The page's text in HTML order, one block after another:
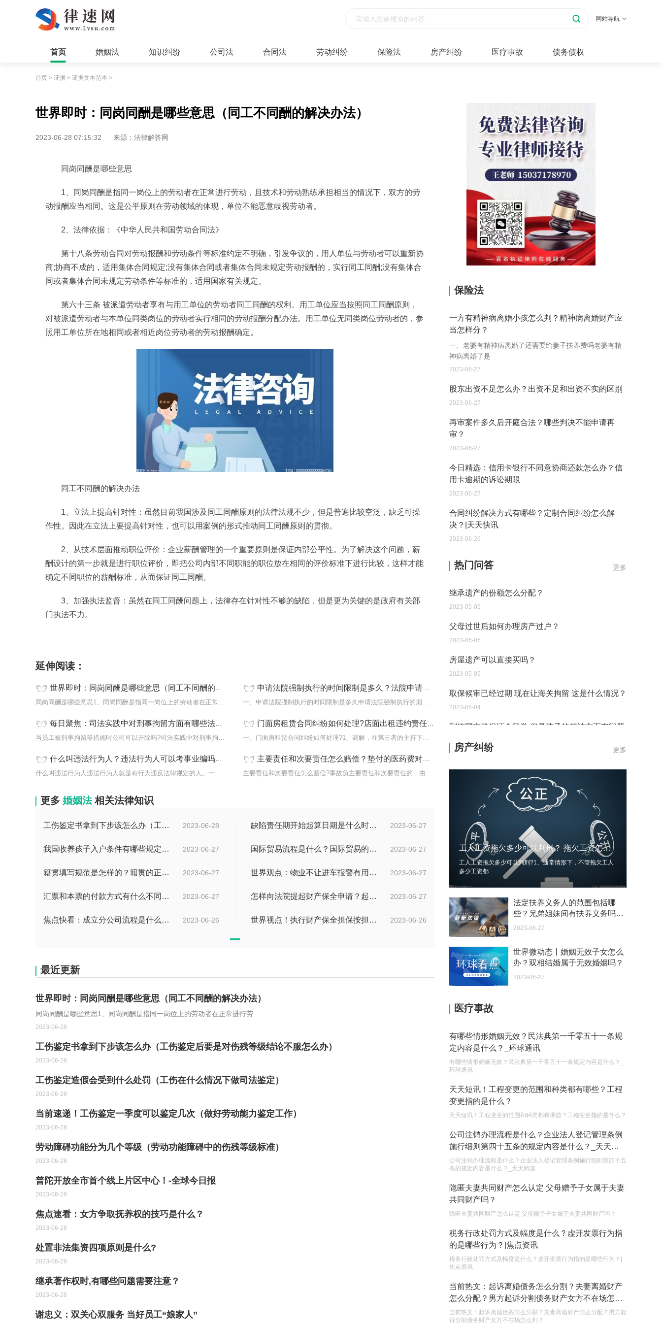
网站导航
首页 婚姻法 知识纠纷 公司法 合同法 劳动纠纷 保险法 房产纠纷 医疗事故 债务债权
首页 > 证据 > 证据文本范本 >
世界即时：同岗同酬是哪些意思（同工不同酬的解决办法）
2023-06-28 07:15:32 来源：法律解答网
同岗同酬是哪些意思
1、同岗同酬是指同一岗位上的劳动者在正常进行劳动，且技术和劳动熟练承担相当的情况下，双方的劳
动报酬应当相同。这是公平原则在劳动领域的体现，单位不能恶意歧视劳动者。
2、法律依据：《中华人民共和国劳动合同法》
第十八条劳动合同对劳动报酬和劳动条件等标准约定不明确，引发争议的，用人单位与劳动者可以重新协
商;协商不成的，适用集体合同规定;没有集体合同或者集体合同未规定劳动报酬的，实行同工同酬;没有集体合
同或者集体合同未规定劳动条件等标准的，适用国家有关规定。
第六十三条 被派遣劳动者享有与用工单位的劳动者同工同酬的权利。用工单位应当按照同工同酬原则，
对被派遣劳动者与本单位同类岗位的劳动者实行相同的劳动报酬分配办法。用工单位无同类岗位劳动者的，参
照用工单位所在地相同或者相近岗位劳动者的劳动报酬确定。
同工不同酬的解决办法
1、立法上提高针对性：虽然目前我国涉及同工同酬原则的法律法规不少，但是普遍比较空泛，缺乏可操
作性。因此在立法上要提高针对性，也可以用案例的形式推动同工同酬原则的贯彻。
2、从技术层面推动职位评价：企业薪酬管理的一个重要原则是保证内部公平性。为了解决这个问题，薪
酬设计的第一步就是进行职位评价，即把公司内部不同职能的职位放在相同的评价标准下进行比较，这样才能
确定不同职位的薪酬标准，从而保证同工同酬。
3、加强执法监督：虽然在同工同酬问题上，法律存在针对性不够的缺陷，但是更为关键的是政府有关部
门执法不力。
延伸阅读：
世界即时：同岗同酬是哪些意思（同工不同酬的解决办法）
同岗同酬是哪些意思1、同岗同酬是指同一岗位上的劳动者在正常进行劳
申请法院强制执行的时间限制是多久？法院申请强制执行要交费吗？ 天天观焦点
一、申请法院强制执行的时间限制是多久申请法院强制执行的期限为两
每日聚焦：司法实践中对刑事拘留方面有哪些法律规定？员工被刑事拘留等措施时公司可以开除吗？
当员工被刑事拘留等措施时公司可以开除吗?司法实践中对刑事拘留方面
门面房租赁合同纠纷如何处理?店面出租违约责任及赔偿是什么?|新动态
一、门面房租赁合同纠纷如何处理?1、调解，在第三者的主持下，纠纷
什么叫违法行为人？违法行为人可以考事业编吗？-当前看点
什么叫违法行为人违法行为人就是有行为违反法律规定的人。一般情况
主要责任和次要责任怎么赔偿？垫付的医药费对方不给我怎么办？
主要责任和次要责任怎么赔偿?事故负主要责任和次要责任的，由保险公...
更多 婚姻法 相关法律知识
2023-06-28
工伤鉴定书拿到下步该怎么办（工伤鉴定后要是对伤残等级结论不服怎么办） 2023-06-27
缺陷责任期开始起算日期是什么时候？缺陷责任终止证书签发的必要条件是什么？
2023-06-27
我国收养孩子入户条件有哪些规定？办理收养登记的事实收养情况有几种？ 2023-06-27
国际贸易流程是什么？国际贸易的具体流程的内容都有哪些？
2023-06-27
籍贯填写规范是怎样的？籍贯的正确填写规范是什么？-天天微动态 2023-06-27
世界观点：物业不让进车报警有用吗？小区不让业主进车该怎么投诉？
2023-06-27
汇票和本票的付款方式有什么不同？汇票和本票包含的交易数有什么不同？ 环球今热点 2023-06-27
怎样向法院提起财产保全申请？起诉离婚能申请财产保全吗？_全球快播
2023-06-26
焦点快看：成立分公司流程是什么？中华人民共和国公司登记管理条例第四十七条是什么？ 2023-06-26
世界视点！执行财产保全担保按担保金额的1%收取吗？
最近更新
世界即时：同岗同酬是哪些意思（同工不同酬的解决办法）
同岗同酬是哪些意思1、同岗同酬是指同一岗位上的劳动者在正常进行劳
2023-06-28
工伤鉴定书拿到下步该怎么办（工伤鉴定后要是对伤残等级结论不服怎么办）
2023-06-28
工伤鉴定造假会受到什么处罚（工伤在什么情况下做司法鉴定）
2023-06-28
当前速递！工伤鉴定一季度可以鉴定几次（做好劳动能力鉴定工作）
2023-06-28
劳动障碍功能分为几个等级（劳动功能障碍中的伤残等级标准）
2023-06-28
普陀开放全市首个线上片区中心！-全球今日报
2023-06-28
焦点速看：女方争取抚养权的技巧是什么？
2023-06-28
处置非法集资四项原则是什么?
2023-06-28
继承著作权时,有哪些问题需要注意？
2023-06-28
谢忠义：双关心双服务 当好员工“娘家人”
保险法
一方有精神病离婚小孩怎么判？精神病离婚财产应
当怎样分？
一、老婆有精神病离婚了还需要给妻子扶养费吗老婆有精
神病离婚了是
2023-06-27
股东出资不足怎么办？出资不足和出资不实的区别
2023-06-27
再审案件多久后开庭合法？哪些判决不能申请再
审？
2023-06-27
今日精选：信用卡银行不同意协商还款怎么办？信
用卡逾期的诉讼期限
2023-06-27
合同纠纷解决方式有哪些？定制合同纠纷怎么解
决？|天天快讯
2023-06-26
更多
热门问答
遗产继承必须要公证吗？
继承遗产的份额怎么分配？
2023-05-05
父母过世后如何办理房产过户？
2023-05-05
房屋遗产可以直接买吗？
2023-05-05
取保候审已经过期 现在让海关拘留 这是什么情况？
2023-05-04
到德国交了保证金留学 但是孩子的精神方面有问题
2023-05-04
我想问一下申请护照需要带什么证件？
您好：请问从国外进口的费钢税率是多少？非常感
2023-05-04
外国旅游签证可以在中国大使馆登记结婚吗？
2023-05-04
我可以在苏州申请护照吗？我所在的地方是云南
2023-05-04
你好 我想问一下外国人来这里工作没有护照该怎么
办？
如何续签居住证 我的1月7日到期
2023-05-04
关报案？
你好 我需要申请去美国结婚的签证 过程是什么？
的企业委托外贸公司进出口贸易时，相关当事人的
权利和责任是什么？
2023-05-04
单纯的遗产赠要缴税吗？
2023-05-05
更多
房产纠纷
工人工资拖欠多少可以判刑？ 拖欠工资怎么判刑？
工人工资拖欠多少可以判刑?1、通常情形下，不管拖欠工人
多少工资都
法定扶养义务人的范围包括哪
些？兄弟姐妹间有扶养义务吗？-
每日聚焦
2023-06-27
世界微动态丨婚姻无效子女怎么
办？双相结婚属于无效婚姻吗？
2023-06-27
医疗事故
有哪些情形婚姻无效？民法典第一千零五十一条规
定内容是什么？_环球通讯
有哪些情形婚姻无效？民法典第一千零五十一条规定内容是什么？_
环球通讯
天天短讯！工程变更的范围和种类都有哪些？工程
变更指的是什么？
天天短讯！工程变更的范围和种类都有哪些？工程变更指的是什么？
公司注销办理流程是什么？企业法人登记管理条例
施行细则第四十五条的规定内容是什么？_天天精
选
公司注销办理流程是什么？企业法人登记管理条例施行细则第四十五
条的规定内容是什么？_天天精选
隐匿夫妻共同财产怎么认定 父母赠予子女属于夫妻
共同财产吗？
隐匿夫妻共同财产怎么认定 父母赠予子女属于夫妻共同财产吗？
税务行政处罚方式及幅度是什么？虚开发票行为指
的是哪些行为？|焦点资讯
税务行政处罚方式及幅度是什么？虚开发票行为指的是哪些行为？|
焦点资讯
当前热文：起诉离婚债务怎么分割？夫妻离婚财产
怎么分配？男方起诉分割债务财产女方不在场怎么
判？
当前热文：起诉离婚债务怎么分割？夫妻离婚财产怎么分配？男方起
诉分割债务财产女方不在场怎么判？